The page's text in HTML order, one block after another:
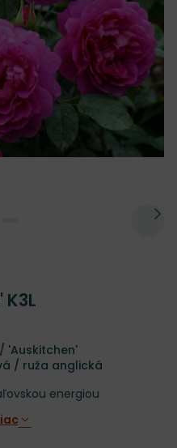
'Auskitchen'
/ ruža anglická
energiou